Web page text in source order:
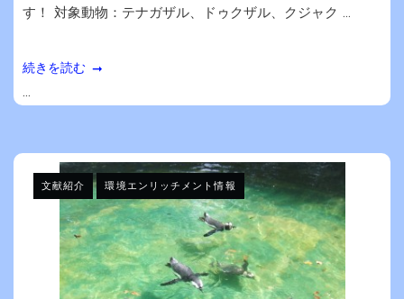
す！ 対象動物：テナガザル、ドゥクザル、クジャク ...
続きを読む
...
文献紹介 環境エンリッチメント情報